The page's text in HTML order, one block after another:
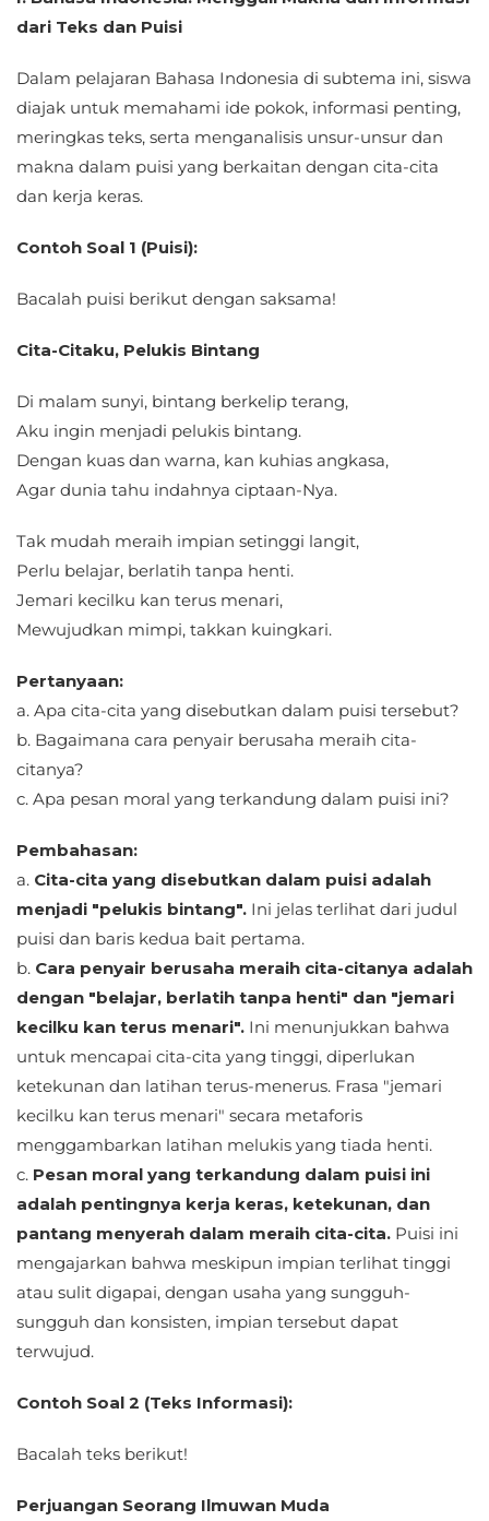
dari Teks dan Puisi
Dalam pelajaran Bahasa Indonesia di subtema ini, siswa
diajak untuk memahami ide pokok, informasi penting,
meringkas teks, serta menganalisis unsur-unsur dan
makna dalam puisi yang berkaitan dengan cita-cita
dan kerja keras.
Contoh Soal 1 (Puisi):
Bacalah puisi berikut dengan saksama!
Cita-Citaku, Pelukis Bintang
Di malam sunyi, bintang berkelip terang,
Aku ingin menjadi pelukis bintang.
Dengan kuas dan warna, kan kuhias angkasa,
Agar dunia tahu indahnya ciptaan-Nya.
Tak mudah meraih impian setinggi langit,
Perlu belajar, berlatih tanpa henti.
Jemari kecilku kan terus menari,
Mewujudkan mimpi, takkan kuingkari.
Pertanyaan:
a. Apa cita-cita yang disebutkan dalam puisi tersebut?
b. Bagaimana cara penyair berusaha meraih cita-
citanya?
c. Apa pesan moral yang terkandung dalam puisi ini?
Pembahasan:
a. Cita-cita yang disebutkan dalam puisi adalah
menjadi "pelukis bintang". Ini jelas terlihat dari judul
puisi dan baris kedua bait pertama.
b. Cara penyair berusaha meraih cita-citanya adalah
dengan "belajar, berlatih tanpa henti" dan "jemari
kecilku kan terus menari". Ini menunjukkan bahwa
untuk mencapai cita-cita yang tinggi, diperlukan
ketekunan dan latihan terus-menerus. Frasa "jemari
kecilku kan terus menari" secara metaforis
menggambarkan latihan melukis yang tiada henti.
c. Pesan moral yang terkandung dalam puisi ini
adalah pentingnya kerja keras, ketekunan, dan
pantang menyerah dalam meraih cita-cita. Puisi ini
mengajarkan bahwa meskipun impian terlihat tinggi
atau sulit digapai, dengan usaha yang sungguh-
sungguh dan konsisten, impian tersebut dapat
terwujud.
Contoh Soal 2 (Teks Informasi):
Bacalah teks berikut!
Perjuangan Seorang Ilmuwan Muda